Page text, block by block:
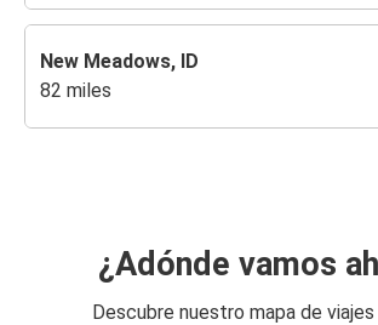
New Meadows, ID
82 miles
¿Adónde vamos
Descubre nuestro mapa de